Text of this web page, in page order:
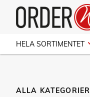
HELA SORTIMENTET
ALLA KATEGORIER